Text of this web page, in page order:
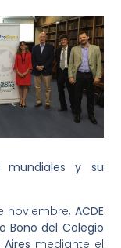
mundiales y su
noviembre, ACDE
Bono del Colegio
mediante el